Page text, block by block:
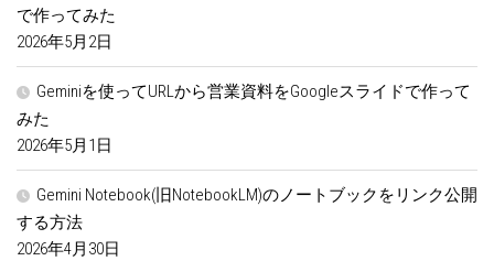
で作ってみた
2026年5月2日
Geminiを使ってURLから営業資料をGoogleスライドで作って
みた
2026年5月1日
Gemini Notebook(旧NotebookLM)のノートブックをリンク公開
する方法
2026年4月30日